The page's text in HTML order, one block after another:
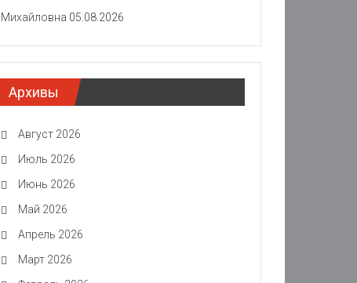
Михайловна 05.08.2026
Архивы
Август 2026
Июль 2026
Июнь 2026
Май 2026
Апрель 2026
Март 2026